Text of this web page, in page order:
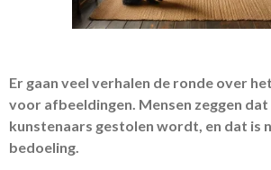
Er gaan veel verhalen de ronde over
voor afbeeldingen. Mensen zeggen dat
kunstenaars gestolen wordt, en dat is
bedoeling.